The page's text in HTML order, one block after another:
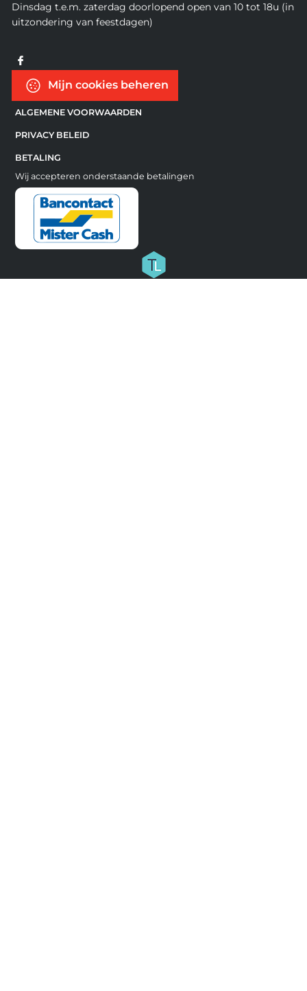
Dinsdag t.e.m. zaterdag doorlopend open van 10 tot 18u (in
uitzondering van feestdagen)
Mijn cookies beheren
ALGEMENE VOORWAARDEN
PRIVACY BELEID
BETALING
Wij accepteren onderstaande betalingen